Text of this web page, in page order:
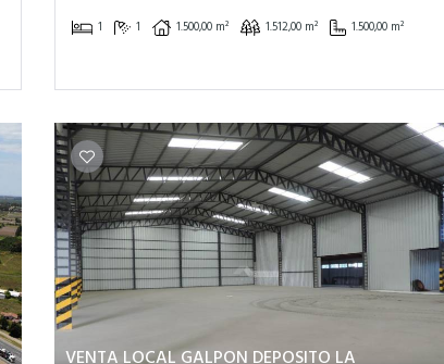
1 1 1.500,00 m² 1.512,00 m² 1.500,00 m²